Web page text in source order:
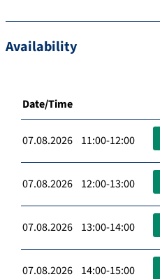
Availability
Date/Time
07.08.2026 11:00-12:00
07.08.2026 12:00-13:00
07.08.2026 13:00-14:00
07.08.2026 14:00-15:00